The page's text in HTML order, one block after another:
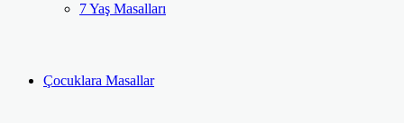
7 Yaş Masalları
Çocuklara Masallar